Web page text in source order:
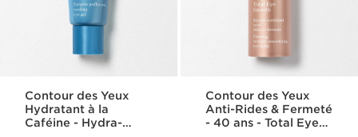
Contour des Yeux
Hydratant à la
Caféine - Hydra-
Contour des Yeux
Anti-Rides & Fermeté
- 40 ans - Total Eye